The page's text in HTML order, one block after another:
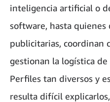
inteligencia artificial o
software, hasta quienes
publicitarias, coordinan
gestionan la logística de
Perfiles tan diversos y
resulta difícil